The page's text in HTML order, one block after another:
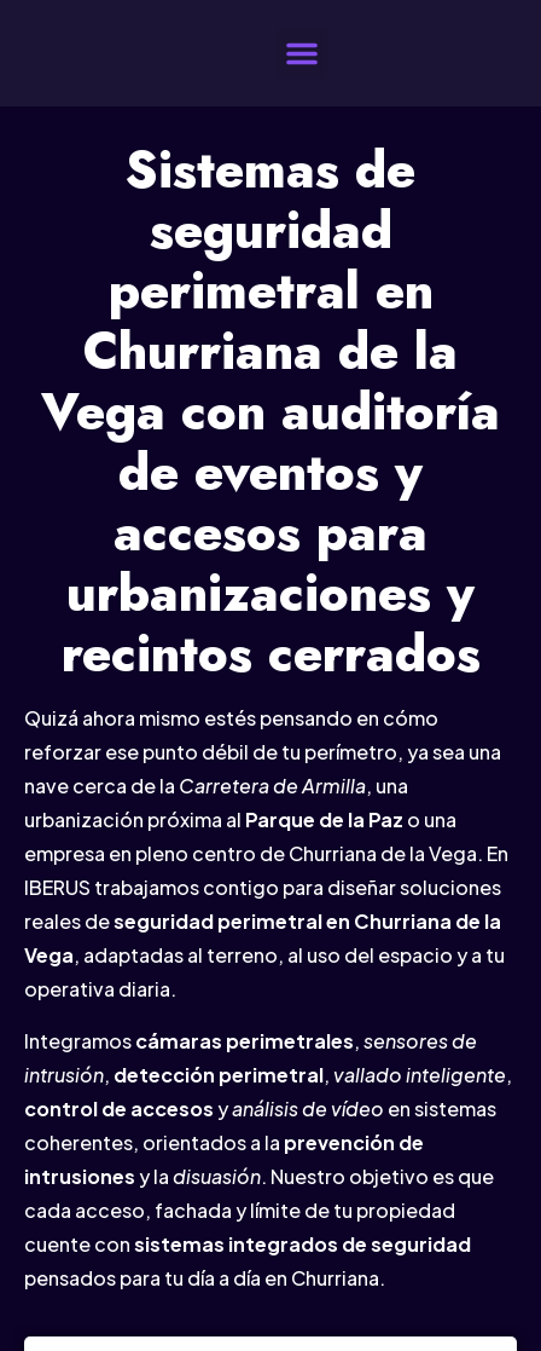
Sistemas de
seguridad
perimetral en
Churriana de la
Vega con auditoría
de eventos y
accesos para
urbanizaciones y
recintos cerrados
Quizá ahora mismo estés pensando en cómo
reforzar ese punto débil de tu perímetro, ya sea una
nave cerca de la Carretera de Armilla, una
urbanización próxima al Parque de la Paz o una
empresa en pleno centro de Churriana de la Vega. En
IBERUS trabajamos contigo para diseñar soluciones
reales deseguridad perimetral en Churriana de la
Vega, adaptadas al terreno, al uso del espacio y a tu
operativa diaria.
Integramoscámaras perimetrales,sensores de
intrusión, detección perimetral,vallado inteligente,
control de accesosyanálisis de vídeo en sistemas
coherentes, orientados a la prevención de
intrusionesy ladisuasión. Nuestro objetivo es que
cada acceso, fachada y límite de tu propiedad
cuente consistemas integrados de seguridad
pensados para tu día a día en Churriana.